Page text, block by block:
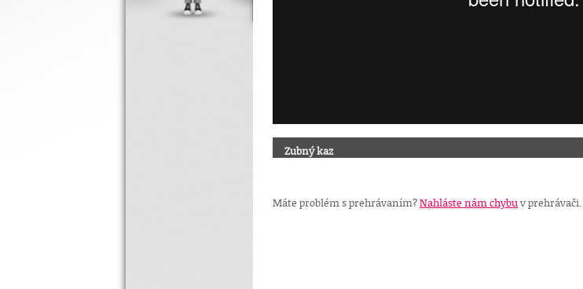
Zubný kaz
Máte problém s prehrávaním?Nahláste nám chybuv prehrávači.